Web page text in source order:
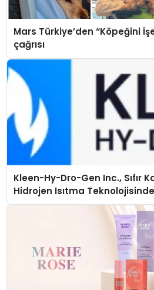
Mars Türkiye’den “Köpeğini
çağrısı
Kleen-Hy-Dro-Gen Inc., Sıfır
Hidrojen Isıtma
Düzenleyici Onaylarını Aldı